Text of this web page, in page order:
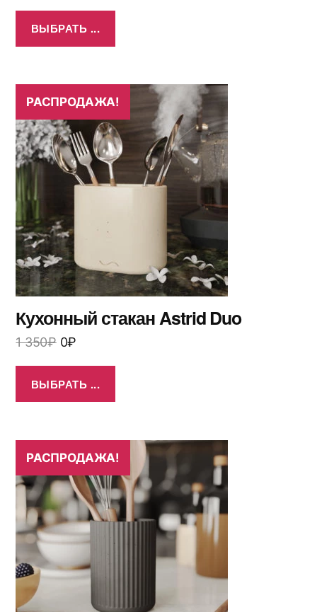
ВЫБРАТЬ ...
РАСПРОДАЖА!
Кухонный стакан Astrid Duo
1 350₽ 0₽
ВЫБРАТЬ ...
РАСПРОДАЖА!